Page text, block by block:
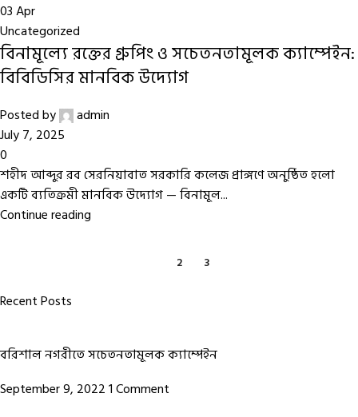
03Apr
Uncategorized
বিনামূল্যে রক্তের গ্রুপিং ও সচেতনতামূলক ক্যাম্পেইন:
বিবিডিসির মানবিক উদ্যোগ
Posted by
admin
July 7, 2025
0
শহীদ আব্দুর রব সেরনিয়াবাত সরকারি কলেজ প্রাঙ্গণে অনুষ্ঠিত হলো
একটি ব্যতিক্রমী মানবিক উদ্যোগ — বিনামূল...
Continue reading
2 3
Recent Posts
বরিশাল নগরীতে সচেতনতামূলক ক্যাম্পেইন
September 9, 20221 Comment